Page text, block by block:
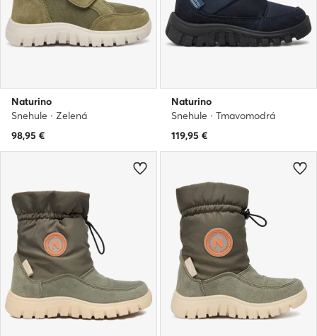
Naturino
Snehule · Zelená
98,95 €
Naturino
Snehule · Tmavomodrá
119,95 €